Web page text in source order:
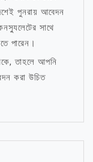
পুনরায় আবেদন
সাথে
পারেন।
তাহলে আপনি
করা উচিত